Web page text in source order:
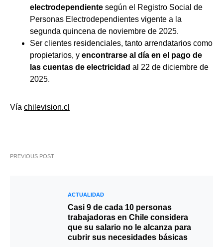
electrodependiente según el Registro Social de
Personas Electrodependientes vigente a la
segunda quincena de noviembre de 2025.
Ser clientes residenciales, tanto arrendatarios como
propietarios, y encontrarse al día en el pago de
las cuentas de electricidad al 22 de diciembre de
2025.
Vía chilevision.cl
PREVIOUS POST
ACTUALIDAD
Casi 9 de cada 10 personas
trabajadoras en Chile considera
que su salario no le alcanza para
cubrir sus necesidades básicas